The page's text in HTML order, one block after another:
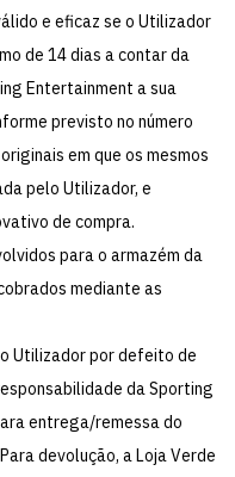
e eficaz se o Utilizador
de 14 dias a contar da
Entertainment a sua
previsto no número
em que os mesmos
pelo Utilizador, e
de compra.
para o armazém da
mediante as
Utilizador por defeito de
da Sporting
entrega/remessa do
devolução, a Loja Verde